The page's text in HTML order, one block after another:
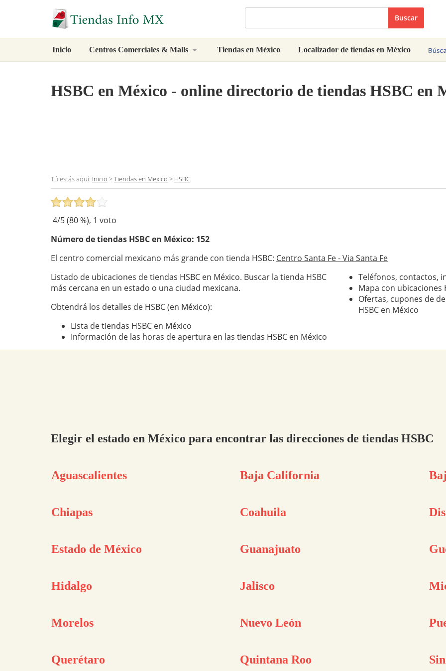
Buscar
Inicio Centros Comerciales & Malls Tiendas en México Localizador de tiendas en México
HSBC en México - online directorio de tiendas HSBC en
Tú estás aquí: Inicio >Tiendas en Mexico > HSBC
4/5 (80%), 1 voto
Número de tiendas HSBCen México: 152
El centro comercial mexicano más grande con tienda HSBC: Centro Santa Fe - Via Santa Fe
Listado de ubicaciones de tiendas HSBC en México. Buscar la tienda HSBC
más cercana en un estado o una ciudad mexicana.
Obtendrá los detalles de HSBC (en México):
Lista de tiendas HSBC en México
Información de las horas de apertura en las tiendas HSBC en México
Teléfonos, contactos,
Mapa con ubicaciones
Ofertas, cupones de
HSBC en México
Elegir el estado en México para encontrar las direcciones de tiendas HSBC
Aguascalientes Baja California
Chiapas Coahuila
Estado de México Guanajuato
Hidalgo Jalisco
Morelos Nuevo León
Querétaro Quintana Roo